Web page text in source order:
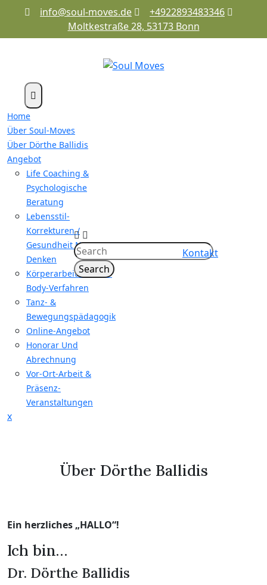
content
info@soul-moves.de
+4922893483346
Moltkestraße 28, 53173 Bonn
Home
Über Soul-Moves
Über Dörthe Ballidis
Angebot
Life Coaching &
Psychologische
Beratung
Lebensstil-
Korrekturen /
Gesundheit Neu
Denken
Körperarbeit & Mind-
Body-Verfahren
Tanz- &
Bewegungspädagogik
Online-Angebot
Honorar Und
Abrechnung
Vor-Ort-Arbeit &
Präsenz-
Veranstaltungen
xClose
Search
Kontakt
Über Dörthe Ballidis
Ein herzliches „HALLO“!
Ich bin…
Dr. Dörthe Ballidis